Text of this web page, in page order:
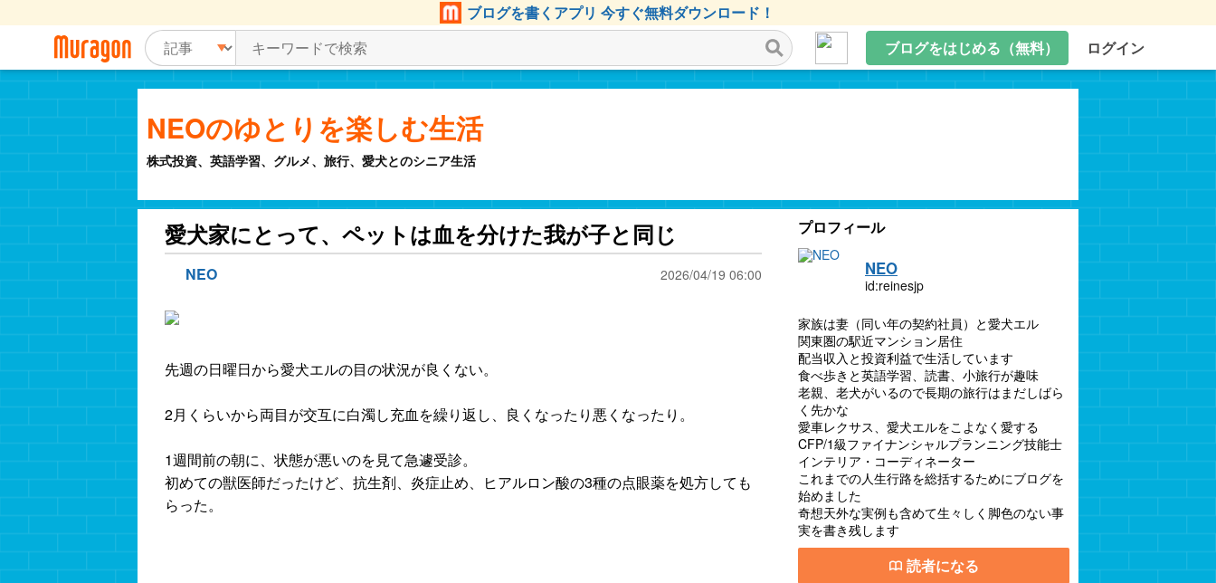
ブログを書くアプリ 今すぐ無料ダウンロード！
ブログをはじめる（無料）
ログイン
NEOのゆとりを楽しむ生活
株式投資、英語学習、グルメ、旅行、愛犬とのシニア生活
愛犬家にとって、ペットは血を分けた我が子と同じ
NEO 2026/04/19 06:00
先週の日曜日から愛犬エルの目の状況が良くない。
2月くらいから両目が交互に白濁し充血を繰り返し、良くなったり悪くなったり。
1週間前の朝に、状態が悪いのを見て急遽受診。
初めての獣医師だったけど、抗生剤、炎症止め、ヒアルロン酸の3種の点眼薬を処方しても
らった。
プロフィール
NEO
id:reinesjp
家族は妻（同い年の契約社員）と愛犬エル
関東圏の駅近マンション居住
配当収入と投資利益で生活しています
食べ歩きと英語学習、読書、小旅行が趣味
老親、老犬がいるので長期の旅行はまだしばら
く先かな
愛車レクサス、愛犬エルをこよなく愛する
CFP/1級ファイナンシャルプランニング技能士
インテリア・コーディネーター
これまでの人生行路を総括するためにブログを
始めました
奇想天外な実例も含めて生々しく脚色のない事
実を書き残します
読者になる